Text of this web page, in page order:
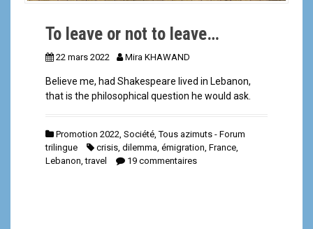
To leave or not to leave…
22 mars 2022 Mira KHAWAND
Believe me, had Shakespeare lived in Lebanon,
that is the philosophical question he would ask.
Promotion 2022 Société ,Tous azimuts - Forum
trilingue
crisis dilemma émigration France
Lebanon ,travel 19 commentaires